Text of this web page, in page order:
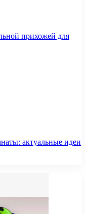
прихожей для
актуальные идеи